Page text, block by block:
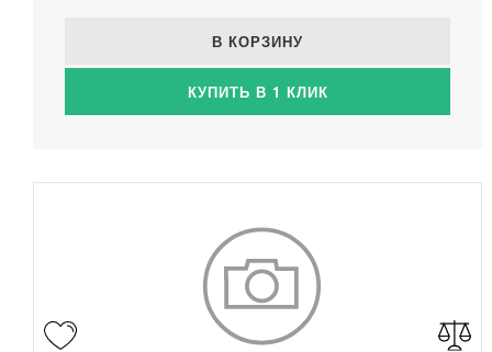
В КОРЗИНУ
КУПИТЬ В 1 КЛИК